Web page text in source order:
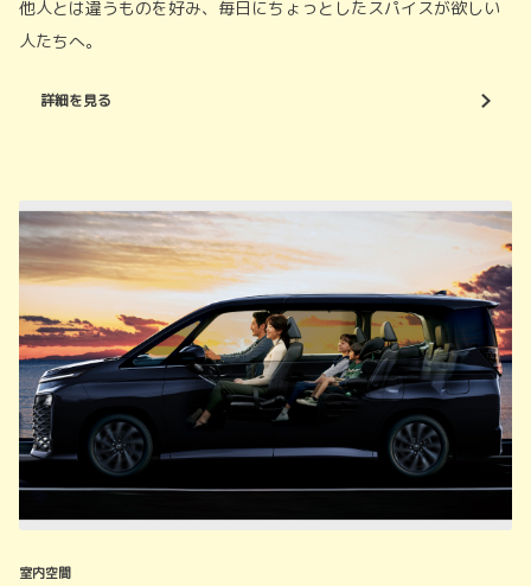
他人とは違うものを好み、毎日にちょっとしたスパイスが欲しい
人たちへ。
詳細を見る
室内空間